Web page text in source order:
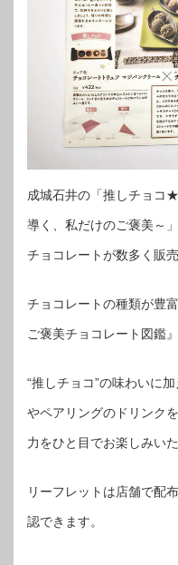
成城石井の「推しチョコ
導く、私だけのご褒美～
チョコレートが数多く販
チョコレートの種類が豊
ご褒美チョコレート図鑑
“推しチョコ”の味わいに
やペアリングのドリンク
力をひと目でお楽しみいた
リーフレットは店舗で配
認できます。